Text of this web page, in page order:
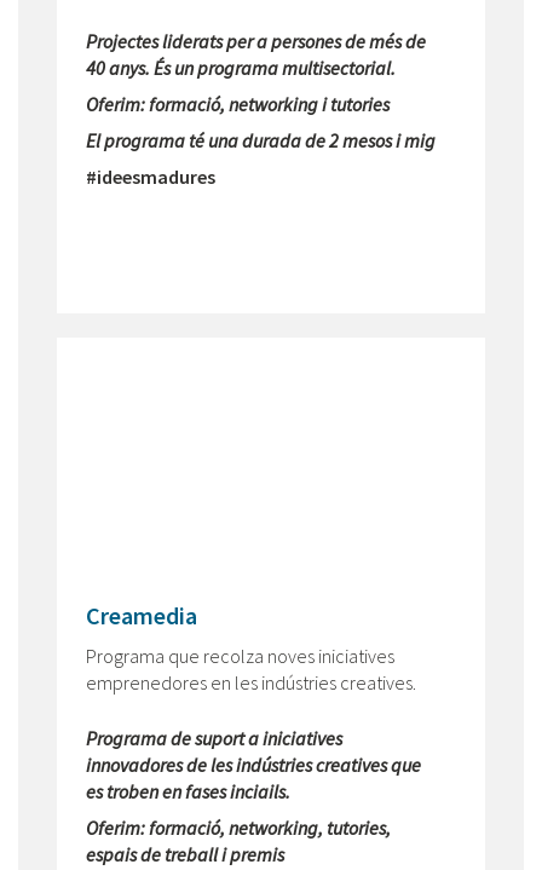
Projectes liderats per a persones de més de
40 anys. És un programa multisectorial.
Oferim: formació, networking i tutories
El programa té una durada de 2 mesos i mig
#ideesmadures
Creamedia
Programa que recolza noves iniciatives
emprenedores en les indústries creatives.
Programa de suport a iniciatives
innovadores de les indústries creatives que
es troben en fases inciails.
Oferim: formació, networking, tutories,
espais de treball i premis